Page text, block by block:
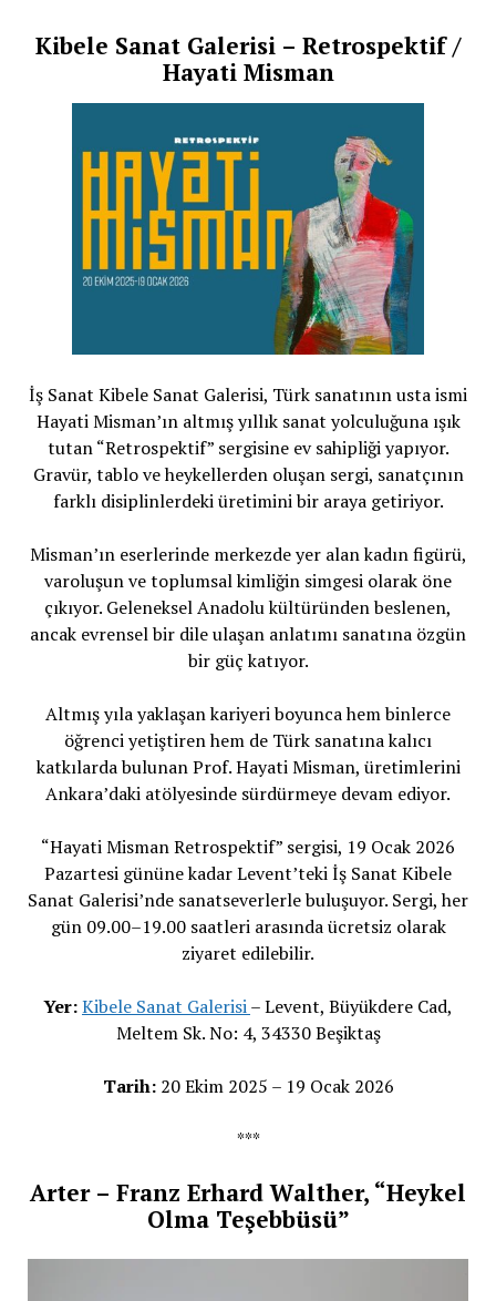
Kibele Sanat Galerisi – Retrospektif /
Hayati Misman
İş Sanat Kibele Sanat Galerisi, Türk sanatının usta ismi
Hayati Misman’ın altmış yıllık sanat yolculuğuna ışık
tutan “Retrospektif” sergisine ev sahipliği yapıyor.
Gravür, tablo ve heykellerden oluşan sergi, sanatçının
farklı disiplinlerdeki üretimini bir araya getiriyor.
Misman’ın eserlerinde merkezde yer alan kadın figürü,
varoluşun ve toplumsal kimliğin simgesi olarak öne
çıkıyor. Geleneksel Anadolu kültüründen beslenen,
ancak evrensel bir dile ulaşan anlatımı sanatına özgün
bir güç katıyor.
Altmış yıla yaklaşan kariyeri boyunca hem binlerce
öğrenci yetiştiren hem de Türk sanatına kalıcı
katkılarda bulunan Prof. Hayati Misman, üretimlerini
Ankara’daki atölyesinde sürdürmeye devam ediyor.
“Hayati Misman Retrospektif” sergisi, 19 Ocak 2026
Pazartesi gününe kadar Levent’teki İş Sanat Kibele
Sanat Galerisi’nde sanatseverlerle buluşuyor. Sergi, her
gün 09.00–19.00 saatleri arasında ücretsiz olarak
ziyaret edilebilir.
Yer:Kibele Sanat Galerisi– Levent, Büyükdere Cad,
Meltem Sk. No: 4, 34330 Beşiktaş
Tarih:20 Ekim 2025 – 19 Ocak 2026
***
Arter – Franz Erhard Walther, “Heykel
Olma Teşebbüsü”